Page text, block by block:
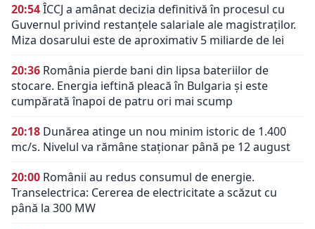
20:54ÎCCJ a amânat decizia definitivă în procesul cu
Guvernul privind restanțele salariale ale magistraților.
Miza dosarului este de aproximativ 5 miliarde de lei
20:36 România pierde bani din lipsa bateriilor de
stocare. Energia ieftină pleacă în Bulgaria și este
cumpărată înapoi de patru ori mai scump
20:18 Dunărea atinge un nou minim istoric de 1.400
mc/s. Nivelul va rămâne staționar până pe 12 august
20:00 Românii au redus consumul de energie.
Transelectrica: Cererea de electricitate a scăzut cu
până la 300 MW